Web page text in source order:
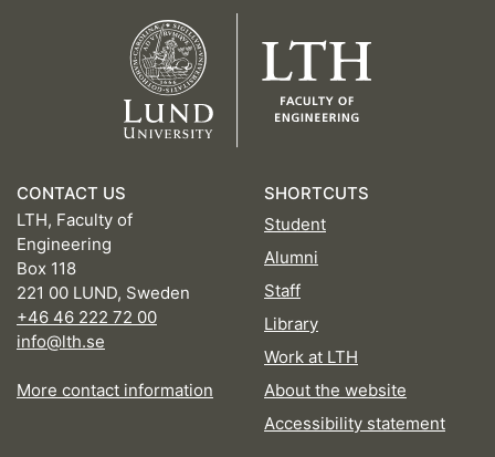
CONTACT US
LTH, Faculty of
Engineering
Box 118
221 00 LUND, Sweden
+46 46 222 72 00
info@lth.se
More contact information
SHORTCUTS
Student
Alumni
Staff
Library
Work at LTH
About the website
Accessibility statement